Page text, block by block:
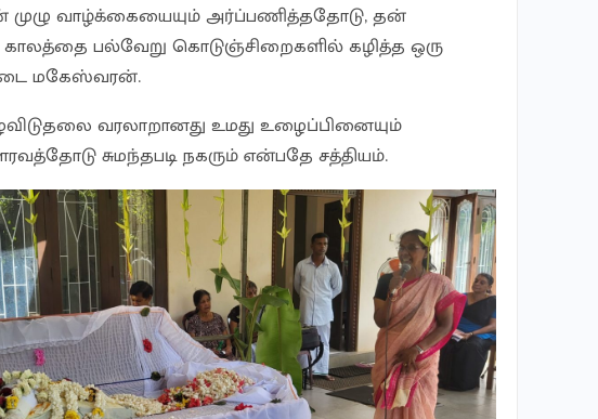
முழு வாழ்க்கையையும் அர்ப்பணித்ததோடு, தன்
பல்வேறு கொடுஞ்சிறைகளில் கழித்த ஒரு
மகேஸ்வரன்.
வரலாறானது உமது உழைப்பினையும்
சுமந்தபடி நகரும் என்பதே சத்தியம்.